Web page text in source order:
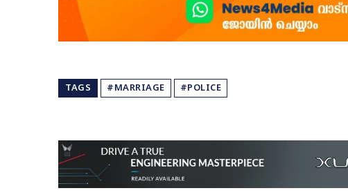
TAGS #MARRIAGE #POLICE